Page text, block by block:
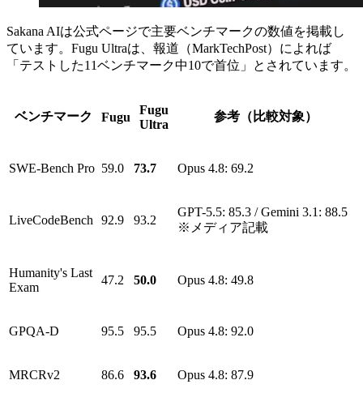
Sakana AIは公式ページで主要ベンチマークの数値を掲載し
ています。Fugu Ultraは、報道（MarkTechPost）によれば
「テストした11ベンチマーク中10で首位」とされています。
ベンチマーク Fugu
Fugu
Ultra
参考（比較対象）
SWE-Bench Pro 59.0 73.7 Opus 4.8: 69.2
LiveCodeBench 92.9 93.2
GPT-5.5: 85.3 / Gemini 3.1: 88.5
※メディア記載
Humanity's Last
Exam
47.2 50.0 Opus 4.8: 49.8
GPQA-D 95.5 95.5 Opus 4.8: 92.0
MRCRv2 86.6 93.6 Opus 4.8: 87.9